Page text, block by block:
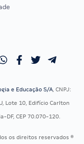
DE ORDEM
OAB
e Educação S/A, CNPJ:
Lote 10, Edifício Carlton
DF, CEP 70.070-120.
os direitos reservados ®